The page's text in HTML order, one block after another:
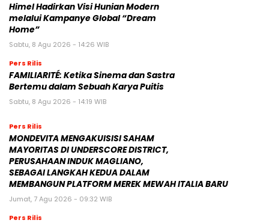
Himel Hadirkan Visi Hunian Modern
melalui Kampanye Global “Dream
Home”
Sabtu, 8 Agu 2026 - 14:26 WIB
Pers Rilis
FAMILIARITÉ: Ketika Sinema dan Sastra
Bertemu dalam Sebuah Karya Puitis
Sabtu, 8 Agu 2026 - 14:19 WIB
Pers Rilis
MONDEVITA MENGAKUISISI SAHAM
MAYORITAS DI UNDERSCORE DISTRICT,
PERUSAHAAN INDUK MAGLIANO,
SEBAGAI LANGKAH KEDUA DALAM
MEMBANGUN PLATFORM MEREK MEWAH ITALIA BARU
Jumat, 7 Agu 2026 - 09:32 WIB
Pers Rilis